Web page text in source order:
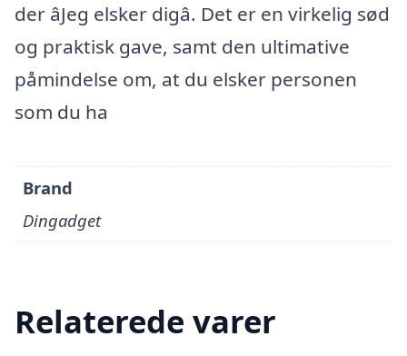
der âJeg elsker digâ. Det er en virkelig sød
og praktisk gave, samt den ultimative
påmindelse om, at du elsker personen
som du ha
Brand
Dingadget
Relaterede varer